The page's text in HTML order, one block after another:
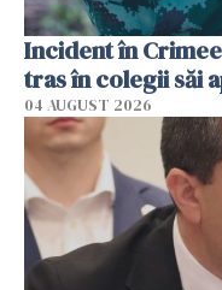
Incident în
tras în colegii săi
04 AUGUST 2026